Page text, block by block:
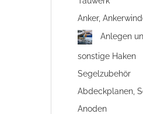
Anker,
Anlegen
sonstige Haken
Segelzubehör
Abdeckplanen,
Anoden